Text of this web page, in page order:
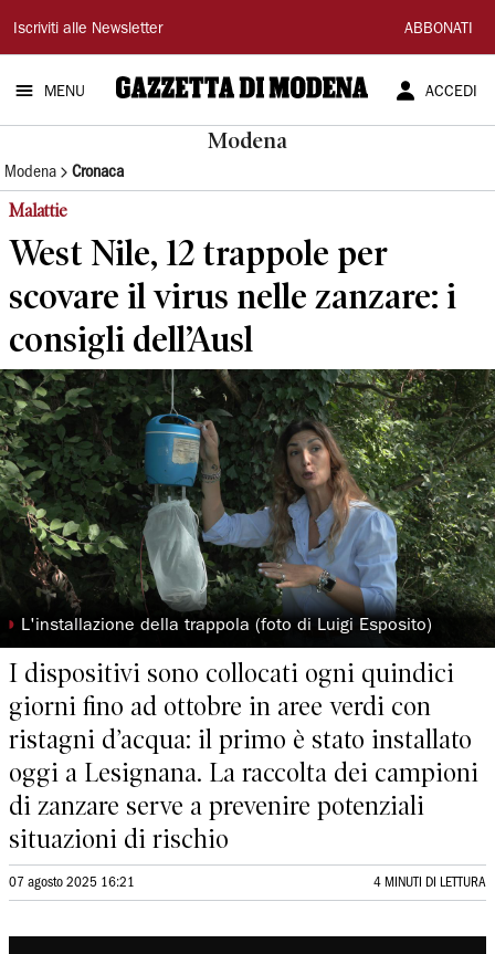
Gazzetta
di
Modena
Iscriviti alle Newsletter ABBONATI
MENU ACCEDI
Modena
Modena Cronaca
Malattie
West Nile, 12 trappole per
scovare il virus nelle zanzare: i
consigli dell’Ausl
◗ L'installazione della trappola (foto di Luigi Esposito)
I dispositivi sono collocati ogni quindici
giorni fino ad ottobre in aree verdi con
ristagni d’acqua: il primo è stato installato
oggi a Lesignana. La raccolta dei campioni
di zanzare serve a prevenire potenziali
situazioni di rischio
07 agosto 2025 16:21 4 MINUTI DI LETTURA